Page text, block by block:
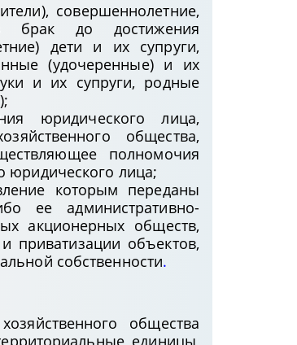
совершеннолетние,
брак до достижения
дети и их супруги,
(удочеренные) и их
и их супруги, родные
юридического лица,
общества,
полномочия
юридического лица;
которым переданы
ее административно-
акционерных обществ,
приватизации объектов,
собственности.
общества
единицы,